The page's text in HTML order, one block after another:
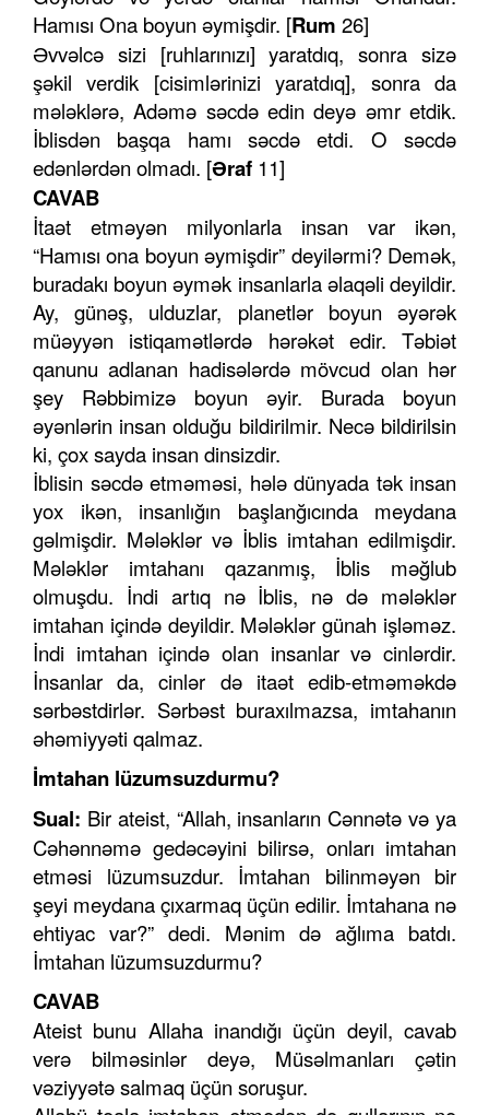
Hamısı Ona boyun əymişdir. [Rum 26]
Əvvəlcə sizi [ruhlarınızı] yaratdıq, sonra sizə
şəkil verdik [cisimlərinizi yaratdıq], sonra da
mələklərə, Adəmə səcdə edin deyə əmr etdik.
İblisdən başqa hamı səcdə etdi. O səcdə
edənlərdən olmadı. [Əraf 11]
CAVAB
İtaət etməyən milyonlarla insan var ikən,
“Hamısı ona boyun əymişdir” deyilərmi? Demək,
buradakı boyun əymək insanlarla əlaqəli deyildir.
Ay, günəş, ulduzlar, planetlər boyun əyərək
müəyyən istiqamətlərdə hərəkət edir. Təbiət
qanunu adlanan hadisələrdə mövcud olan hər
şey Rəbbimizə boyun əyir. Burada boyun
əyənlərin insan olduğu bildirilmir. Necə bildirilsin
ki, çox sayda insan dinsizdir.
İblisin səcdə etməməsi, hələ dünyada tək insan
yox ikən, insanlığın başlanğıcında meydana
gəlmişdir. Mələklər və İblis imtahan edilmişdir.
Mələklər imtahanı qazanmış, İblis məğlub
olmuşdu. İndi artıq nə İblis, nə də mələklər
imtahan içində deyildir. Mələklər günah işləməz.
İndi imtahan içində olan insanlar və cinlərdir.
İnsanlar da, cinlər də itaət edib-etməməkdə
sərbəstdirlər. Sərbəst buraxılmazsa, imtahanın
əhəmiyyəti qalmaz.
İmtahan lüzumsuzdurmu?
Sual: Bir ateist, “Allah, insanların Cənnətə və ya
Cəhənnəmə gedəcəyini bilirsə, onları imtahan
etməsi lüzumsuzdur. İmtahan bilinməyən bir
şeyi meydana çıxarmaq üçün edilir. İmtahana nə
ehtiyac var?” dedi. Mənim də ağlıma batdı.
İmtahan lüzumsuzdurmu?
CAVAB
Ateist bunu Allaha inandığı üçün deyil, cavab
verə bilməsinlər deyə, Müsəlmanları çətin
vəziyyətə salmaq üçün soruşur.